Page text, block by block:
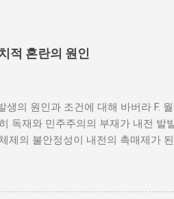
적 혼란의 원인
생의 원인과 조건에 대해 바버라 F.
독재와 민주주의의 부재가 내전 발
체제의 불안정성이 내전의 촉매제가
않거나 독재 정권이 유지되는 상황에
같은 경우, 국민들은 정부에 대한